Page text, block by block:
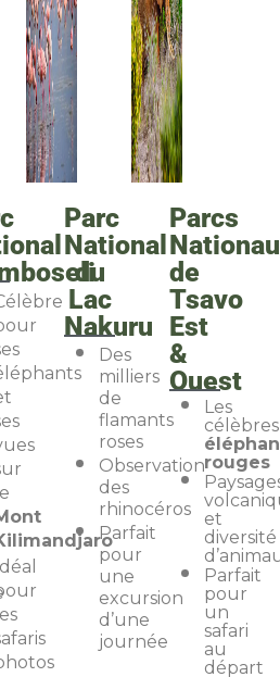
le
les
Parc
National
du
Lac
Nakuru
Des
milliers
de
flamants
roses
Observation
des
rhinocéros
Parfait
pour
une
excursion
d’une
journée
Parcs
de
Tsavo
Est
&
Ouest
Les
célèbres
rouges
et
diversité
Parfait
pour
un
safari
au
départ